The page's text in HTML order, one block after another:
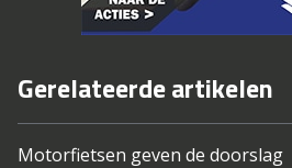
Gerelateerde artikelen
Motorfietsen geven de doorslag